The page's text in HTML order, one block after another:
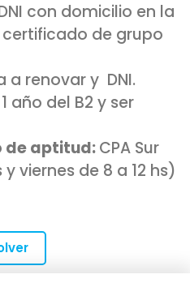
con domicilio en la
de grupo
a renovar y DNI.
año del B2 y ser
de aptitud:CPA Sur
viernes de 8 a 12 hs)